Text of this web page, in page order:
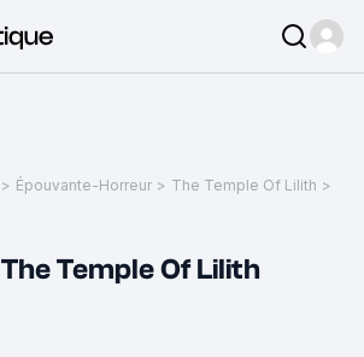
> Épouvante-Horreur > The Temple Of Lilith >
The Temple Of Lilith